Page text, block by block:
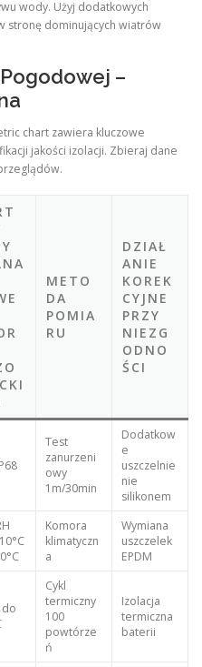
wody. Użyj dodatkowych
stronę dominujących wiatrów
–
chart zawiera kluczowe
jakości izolacji. Zbieraj dane
METO
DA
POMIA
RU
DZIAŁ
ANIE
KOREK
CYJNE
PRZY
NIEZG
ODNO
ŚCI
Test
zanurzeni
owy
1m/30min
Dodatkow
e
uszczelnie
nie
silikonem
Komora
klimatyczn
a
Wymiana
uszczelek
EPDM
do
Cykl
termiczny
100
powtórze
ń
Izolacja
termiczna
baterii